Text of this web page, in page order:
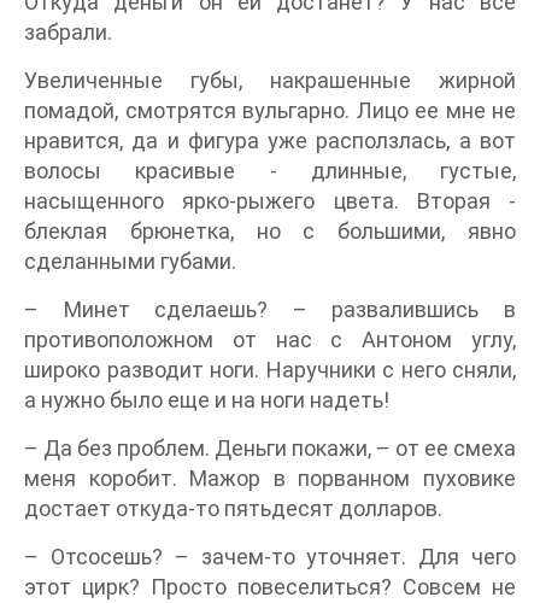
забрали.
Увеличенные губы, накрашенные жирной
помадой, смотрятся вульгарно. Лицо ее мне не
нравится, да и фигура уже расползлась, а вот
волосы красивые - длинные, густые,
насыщенного ярко-рыжего цвета. Вторая -
блеклая брюнетка, но с большими, явно
сделанными губами.
– Минет сделаешь? – развалившись в
противоположном от нас с Антоном углу,
широко разводит ноги. Наручники с него сняли,
а нужно было еще и на ноги надеть!
– Да без проблем. Деньги покажи, – от ее смеха
меня коробит. Мажор в порванном пуховике
достает откуда-то пятьдесят долларов.
– Отсосешь? – зачем-то уточняет. Для чего
этот цирк? Просто повеселиться? Совсем не